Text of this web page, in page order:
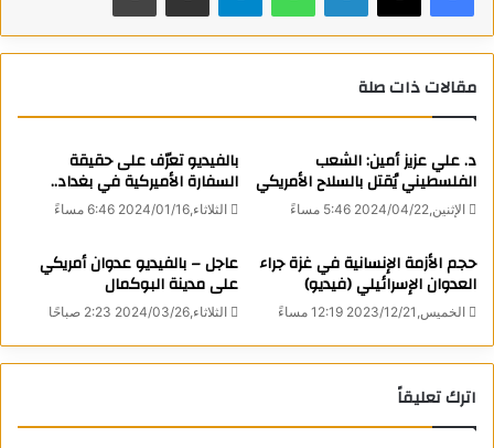
View all posts
مقالات ذات صلة
د. علي عزيز أمين: الشعب
الفلسطيني يُقتل بالسلاح الأمريكي
الإثنين,2024/04/22 5:46 مساءً
بالفيديو تعرّف على حقيقة
السفارة الأميركية في بغداد..
الثلاثاء,2024/01/16 6:46 مساءً
حجم الأزمة الإنسانية في غزة جراء
العدوان الإسرائيلي (فيديو)
الخميس,2023/12/21 12:19 مساءً
عاجل – بالفيديو عدوان أمريكي
على مدينة البوكمال
الثلاثاء,2024/03/26 2:23 صباحًا
اترك تعليقاً